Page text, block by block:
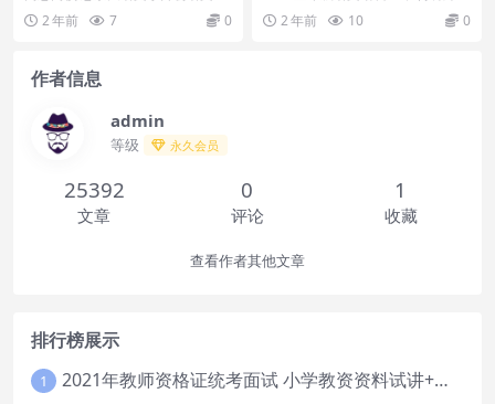
刺班视频课程视频教程 教学视频课
程简介:高思网校...
2 年前 7 0
【2023秋下】 目录： 9【写】习作
技巧-神...
2 年前 10 0
作者信息
admin
等级 永久会员
25392
文章
0
评论
1
收藏
查看作者其他文章
排行榜展示
1 2021年教师资格证统考面试 小学教资资料试讲+答辩